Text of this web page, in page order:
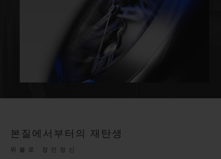
본질에서부터의 재탄생
위블로 장인정신